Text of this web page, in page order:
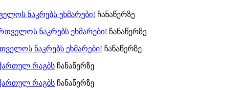
ნაკრებს ეხმარები! ჩანაწერზე
ნაკრებს ეხმარები! ჩანაწერზე
ნაკრებს ეხმარები! ჩანაწერზე
რაგბს ჩანაწერზე
რაგბს ჩანაწერზე